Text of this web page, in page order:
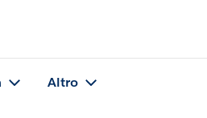
Altro